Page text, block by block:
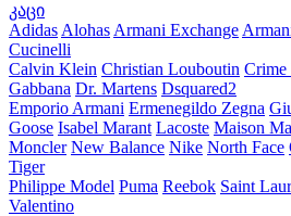
კაცი
Adidas Alohas Armani Exchange
Cucinelli
Calvin Klein Christian Louboutin Crime
Gabbana Dr. Martens Dsquared2
Emporio Armani Ermenegildo Zegna
Goose Isabel Marant Lacoste Maison
Moncler New Balance Nike North Face
Tiger
Philippe Model Puma Reebok Saint
Valentino